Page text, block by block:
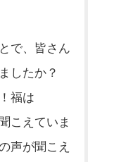
で、皆さん
したか？
福は
こえていま
声が聞こえ